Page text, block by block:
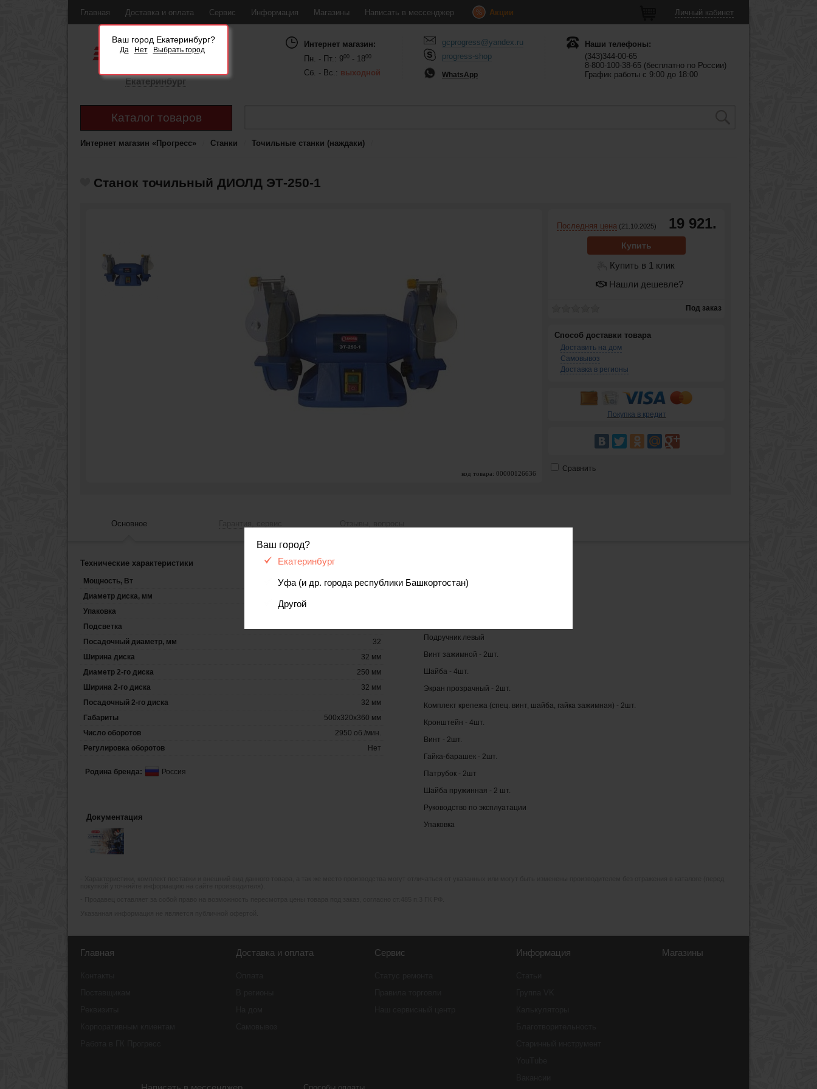
Ваш город?
Екатеринбург
Уфа (и др. города республики Башкортостан)
Другой
Главная Доставка и оплата Сервис Информация Магазины Написать в мессенджер Акции Личный кабинет
Ваш город Екатеринбург?
Да Нет Выбрать город
Екатеринбург
Интернет магазин:
Пн. - Пт.: 900 - 1800
Сб. - Вс.: выходной
gcprogress@yandex.ru
progress-shop
WhatsApp
Наши телефоны:
(343)344-00-65
8-800-100-38-65 (бесплатно по России)
График работы с 9:00 до 18:00
Каталог товаров
Интернет магазин «Прогресс» Станки Точильные станки (наждаки)
Станок точильный ДИОЛД ЭТ-250-1
код товара: 00000126636
Последняя цена (21.10.2025) 19 921.
Купить
Купить в 1 клик
Нашли дешевле?
Под заказ
Способ доставки товара
Доставить на дом
Самовывоз
Доставка в регионы
Покупка в кредит
Сравнить
Основное
Технические характеристики
Мощность, Вт
1000
Диаметр диска, мм
Упаковка
Подсветка
Посадочный диаметр, мм
32
Ширина диска
32 мм
Диаметр 2-го диска
250 мм
Ширина 2-го диска
32 мм
Посадочный 2-го диска
32 мм
Габариты
500x320x360 мм
Число оборотов
2950 об./мин.
Регулировка оборотов
Нет
Родина бренда: Россия
Документация
Электроточило
Подручник левый
Винт зажимной - 2шт.
Шайба - 4шт.
Экран прозрачный - 2шт.
Комплект крепежа (спец. винт, шайба, гайка зажимная) - 2шт.
Кронштейн - 4шт.
Винт - 2шт.
Гайка-барашек - 2шт.
Патрубок - 2шт
Шайба пружинная - 2 шт.
Руководство по эксплуатации
Упаковка
Главная Доставка и оплата Сервис Информация Магазины